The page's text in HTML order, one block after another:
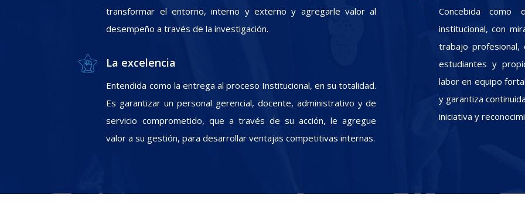
transformar el entorno, interno y externo y agregarle valor al
desempeño a través de la investigación.
La excelencia
Entendida como la entrega al proceso Institucional, en su totalidad.
Es garantizar un personal gerencial, docente, administrativo y de
servicio comprometido, que a través de su acción, le agregue
valor a su gestión, para desarrollar ventajas competitivas internas.
Concebida como
institucional, con
trabajo
estudiantes y
labor en equipo
y garantiza
iniciativa y